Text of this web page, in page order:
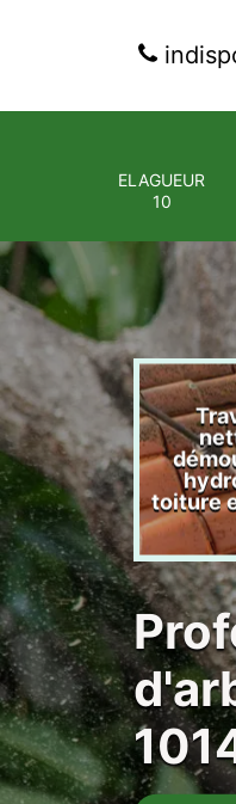
ELAGUEUR
10
10
toiture